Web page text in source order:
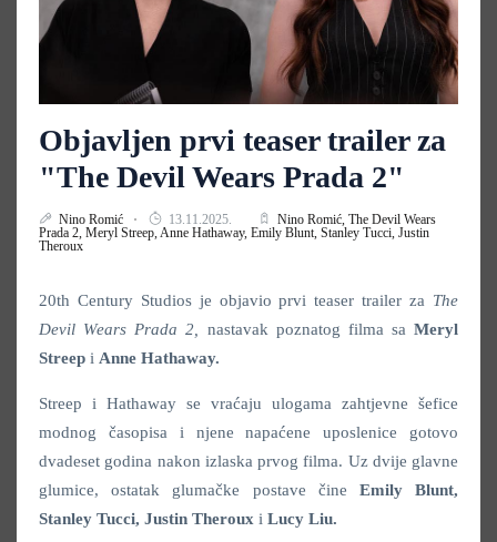
Objavljen prvi teaser trailer za
"The Devil Wears Prada 2"
Nino Romić 13.11.2025. Nino Romić, The Devil Wears
Prada 2, Meryl Streep,Anne Hathaway, Emily Blunt, Stanley Tucci, Justin
Theroux
20th Century Studios je objavio prvi teaser trailer za The
Devil Wears Prada 2, nastavak poznatog filma sa Meryl
Streep i Anne Hathaway.
Streep i Hathaway se vraćaju ulogama zahtjevne šefice
modnog časopisa i njene napaćene uposlenice gotovo
dvadeset godina nakon izlaska prvog filma. Uz dvije glavne
glumice, ostatak glumačke postave čine Emily Blunt,
Stanley Tucci, Justin Theroux i Lucy Liu.